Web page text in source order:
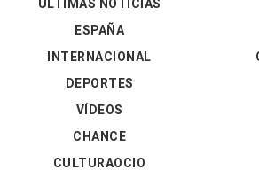
ÚLTIMAS NOTICIAS
ESPAÑA
INTERNACIONAL
DEPORTES
VÍDEOS
CHANCE
CULTURAOCIO